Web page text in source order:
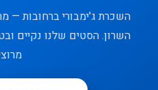
השכרת ג'ימבורי ברחובות —
השרון. הסטים שלנו נקיים